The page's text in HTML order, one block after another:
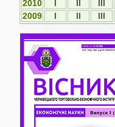
2010
І ІI ІII
2009
І ІI ІII